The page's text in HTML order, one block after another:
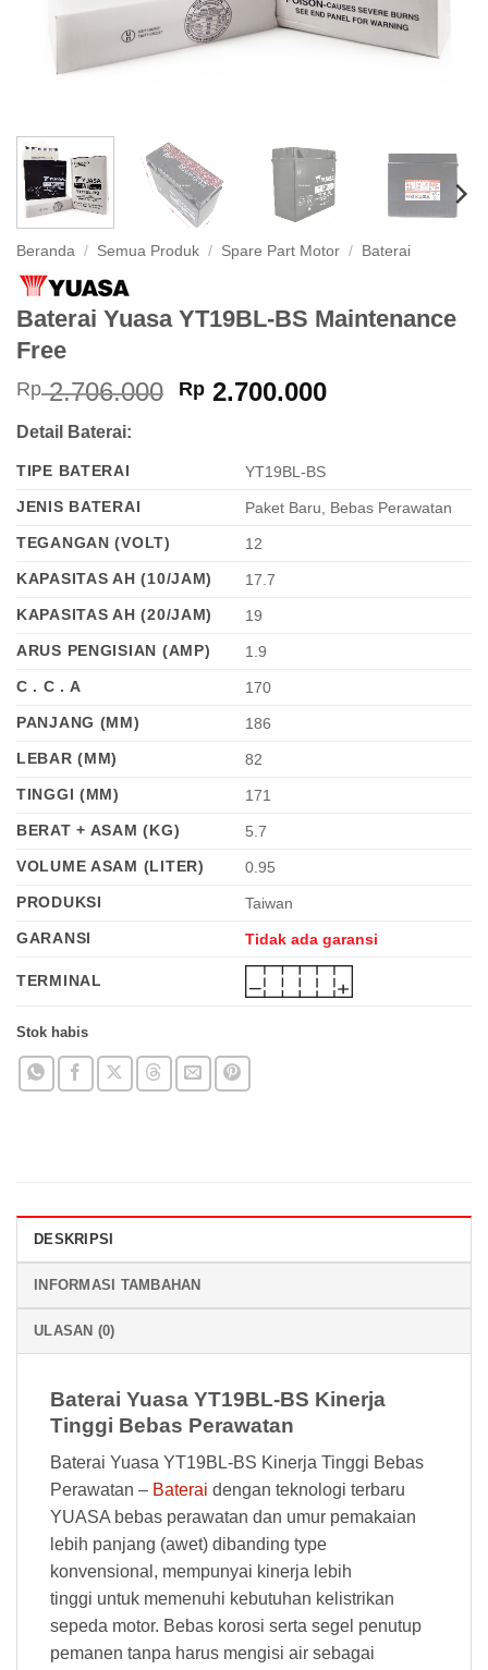
Beranda / Semua Produk / Spare Part Motor / Baterai
Baterai Yuasa YT19BL-BS Maintenance
Free
Rp2.706.000 Harga
Rp 2.706.000.
Rp 2.700.000Harga
Rp
Detail Baterai:
TIPE BATERAI
YT19BL-BS
JENIS BATERAI
Paket Baru, Bebas Perawatan
TEGANGAN (VOLT)
12
KAPASITAS AH (10/JAM)
17.7
KAPASITAS AH (20/JAM)
19
ARUS PENGISIAN (AMP)
1.9
C . C . A
170
PANJANG (MM)
186
LEBAR (MM)
82
TINGGI (MM)
171
BERAT + ASAM (KG)
5.7
VOLUME ASAM (LITER)
0.95
PRODUKSI
Taiwan
GARANSI
Tidak ada garansi
TERMINAL
Stok habis
DESKRIPSI
INFORMASI TAMBAHAN
ULASAN (0)
Baterai Yuasa YT19BL-BS Kinerja
Tinggi Bebas Perawatan
Baterai Yuasa YT19BL-BS Kinerja Tinggi Bebas
Perawatan – Baterai dengan teknologi terbaru
YUASA bebas perawatan dan umur pemakaian
lebih panjang (awet) dibanding type
konvensional, mempunyai kinerja lebih
tinggi untuk memenuhi kebutuhan kelistrikan
sepeda motor. Bebas korosi serta segel penutup
pemanen tanpa harus mengisi air sebagai